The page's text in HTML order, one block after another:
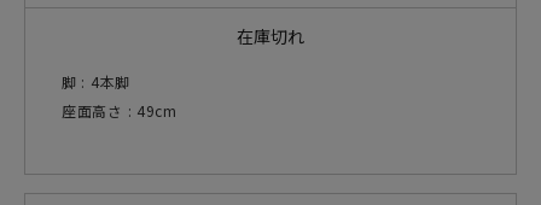
在庫切れ
脚 : 4本脚
座面高さ : 49cm